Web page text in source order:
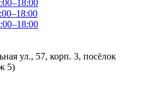
ул., 57, корп. 3, посёлок
5)